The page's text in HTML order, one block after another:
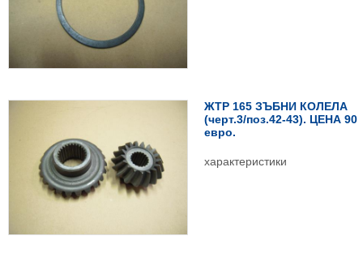
ЖТР 165 ЗЪБНИ КОЛЕЛА
(черт.3/поз.42-43). ЦЕНА 90
евро.
характеристики